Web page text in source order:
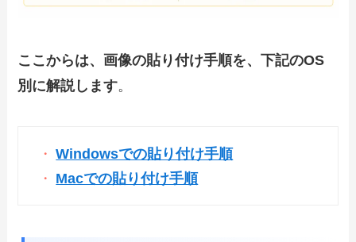
ここからは、画像の貼り付け手順を、下記のOS
別に解説します。
Windowsでの貼り付け手順
Macでの貼り付け手順